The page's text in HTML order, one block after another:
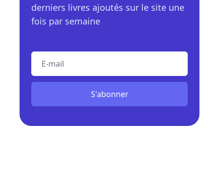
derniers livres ajoutés sur le site une
fois par semaine
S'abonner